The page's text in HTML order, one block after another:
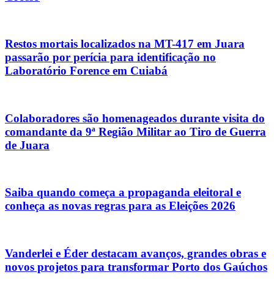
Restos mortais localizados na MT-417 em Juara
passarão por perícia para identificação no
Laboratório Forence em Cuiabá
Colaboradores são homenageados durante visita do
comandante da 9ª Região Militar ao Tiro de Guerra
de Juara
Saiba quando começa a propaganda eleitoral e
conheça as novas regras para as Eleições 2026
Vanderlei e Éder destacam avanços, grandes obras e
novos projetos para transformar Porto dos Gaúchos